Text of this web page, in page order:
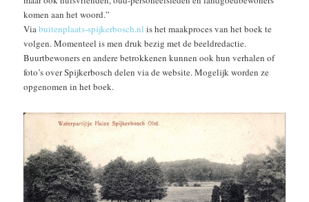
komen aan het woord.”
Viabuitenplaats-spijkerbosch.nl is het maakproces van het boek te
volgen. Momenteel is men druk bezig met de beeldredactie.
Buurtbewoners en andere betrokkenen kunnen ook hun verhalen of
foto’s over Spijkerbosch delen via de website. Mogelijk worden ze
opgenomen in het boek.